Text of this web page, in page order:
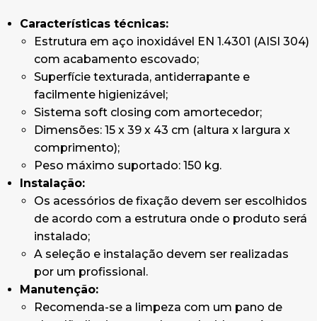
Características técnicas:
Estrutura em aço inoxidável EN 1.4301 (AISI 304)
com acabamento escovado;
Superfície texturada, antiderrapante e
facilmente higienizável;
Sistema soft closing com amortecedor;
Dimensões: 15 x 39 x 43 cm (altura x largura x
comprimento);
Peso máximo suportado: 150 kg.
Instalação:
Os acessórios de fixação devem ser escolhidos
de acordo com a estrutura onde o produto será
instalado;
A seleção e instalação devem ser realizadas
por um profissional.
Manutenção:
Recomenda-se a limpeza com um pano de